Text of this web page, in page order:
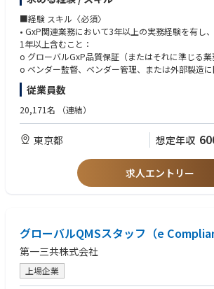
維持
• バリデーション文書の完全性およびライフサイク
検証
• CSV/DIギャップに関する調査・是正措置（CAPA）
• ベンダー関連業務に係る規制当局査察およびパー
• 該当する場合、AI/MLバリデーションに関する
築し、コンプライアンスの整合性を確保
• FDA CSAガイダンスの「クリティカルシンキング
セスの合理化を推進し、迅速なシステム・アプリケ
ビジネスニーズと時間のかかるCSV作業との間の摩
本ポジションを通じて、GxP規制、デジタル品質、
急速に進化する領域での専門性を深めるとともに
■経験 スキル〈必須〉
• GxP関連業務において3年以上の実務経験を有し
1年以上含むこと：
o グローバルGxP品質保証（またはそれに準じる業
o ベンダー監督、ベンダー管理、または外部製造
o GMP環境における監査・査察の実施
o 製造システム（MES、LIMS、EBR、ERP）のバリ
o グローバルレベルでのCSVまたは品質関連ITシス
• エンタープライズ視点を持ち、現状に対して積極
こと
• クロスファンクショナルかつグローバルな環境で
• 品質マネジメントシステム、GxP規制、業界トレ
• コンピュータ化システムバリデーション、ITガバ
• グローバルチームにおいて積極的に協働し、信
• 規制環境の変化に対応できる柔軟性と変化への適
• 複数のステークホルダーと連携しながら、コンプ
できるリーダーシップ
従業員数
20,171名 （連結）
東京都 想定年収
求人エントリー
グローバルQMSスタッフ（e
第一三共株式会社
上場企業